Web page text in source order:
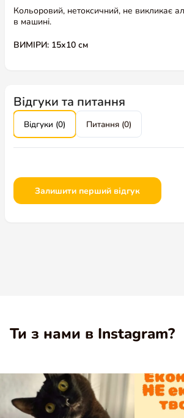
Кольоровий, нетоксичний, не викликає
в машині.
ВИМІРИ: 15х10 см
Відгуки та питання
Відгуки (0) Питання (0)
Залишити перший відгук
Ти з нами в Instagram?